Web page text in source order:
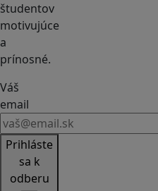
študentov
motivujúce
a
prínosné.
Váš
email
Prihláste
sa k
odberu